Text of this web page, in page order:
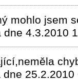
mohlo jsem
dne 4.3.2010
dne 25.2.2010